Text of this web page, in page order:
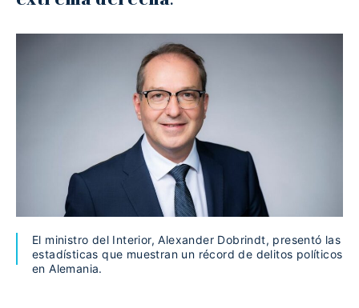
El ministro del Interior, Alexander Dobrindt, presentó las
estadísticas que muestran un récord de delitos políticos
en Alemania.